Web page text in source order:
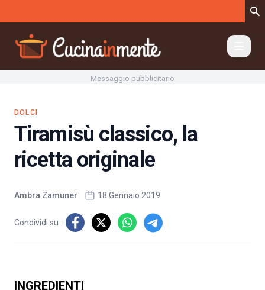
Messaggio pubblicitario
DOLCI
Tiramisù classico, la
ricetta originale
Ambra Zamuner 18 Gennaio 2019
Condividi su
INGREDIENTI